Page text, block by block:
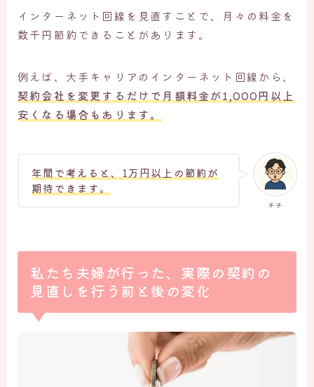
インターネット回線を見直すことで、月々の料金を
数千円節約できることがあります。
例えば、大手キャリアのインターネット回線から、
契約会社を変更するだけで月額料金が1,000円以上
安くなる場合もあります。
チチ
年間で考えると、1万円以上の節約が
期待できます。
私たち夫婦が行った、実際の契約の
見直しを行う前と後の変化